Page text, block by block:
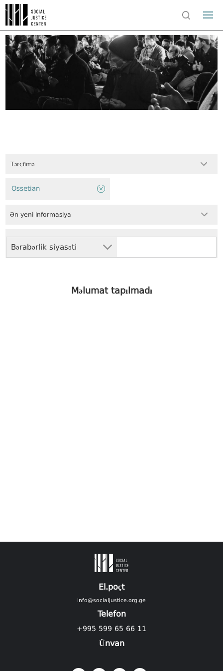
Tərcümə
Bərabərlik siyasəti
Ossetian
Ən yeni informasiya
Məlumat tapılmadı
El.poçt
info@socialjustice.org.ge
Telefon
+995 599 65 66 11
Ünvan